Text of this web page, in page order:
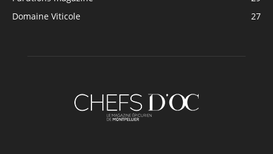
Domaine Viticole
27